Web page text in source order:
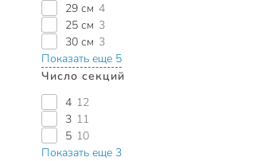
29 см 4
25 см 3
30 см 3
Показать еще 5
Число секций
4 12
3 11
5 10
Показать еще 3